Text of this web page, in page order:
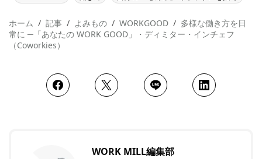
ホーム 記事 よみもの WORKGOOD
多様な働き方を日
常に ─「あなたの WORK GOOD」・ディミター・インチェフ
（Coworkies）
WORK MILL編集部